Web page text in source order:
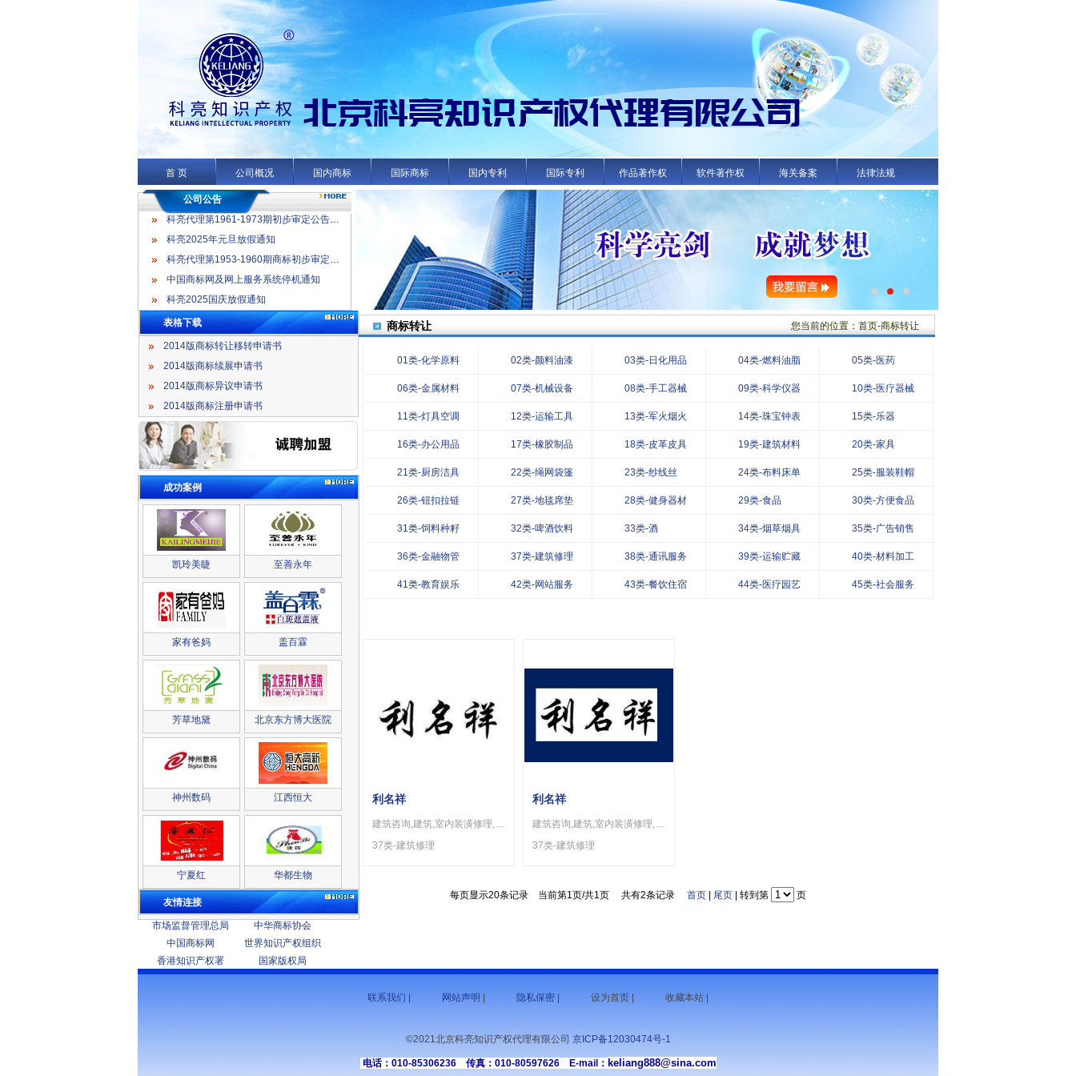
首 页 公司概况 国内商标 国际商标 国内专利 国际专利 作品著作权 软件著作权 海关备案 法律法规
公司公告
科亮代理第1953-1960期商标初步审定公告名录
中国商标网及网上服务系统停机通知
科亮2025国庆放假通知
科亮代理第1961-1973期初步审定公告名录
科亮2025年元旦放假通知
科亮代理第1953-1960期商标初步审定公告名录
中国商标网及网上服务系统停机通知
科亮2025国庆放假通知
表格下载
2014版商标转让移转申请书
2014版商标续展申请书
2014版商标异议申请书
2014版商标注册申请书
成功案例
凯玲美睫 至善永年
家有爸妈 盖百霖
芳草地黛 北京东方博大医院
神州数码 江西恒大
宁夏红 华都生物
友情连接
市场监督管理总局
中华商标协会
中国商标网
世界知识产权组织
香港知识产权署
国家版权局
商标转让 您当前的位置：首页-商标转让
01类-化学原料 02类-颜料油漆 03类-日化用品 04类-燃料油脂 05类-医药
06类-金属材料 07类-机械设备 08类-手工器械 09类-科学仪器 10类-医疗器械
11类-灯具空调 12类-运输工具 13类-军火烟火 14类-珠宝钟表 15类-乐器
16类-办公用品 17类-橡胶制品 18类-皮革皮具 19类-建筑材料 20类-家具
21类-厨房洁具 22类-绳网袋篷 23类-纱线丝 24类-布料床单 25类-服装鞋帽
26类-钮扣拉链 27类-地毯席垫 28类-健身器材 29类-食品 30类-方便食品
31类-饲料种籽 32类-啤酒饮料 33类-酒 34类-烟草烟具 35类-广告销售
36类-金融物管 37类-建筑修理 38类-通讯服务 39类-运输贮藏 40类-材料加工
41类-教育娱乐 42类-网站服务 43类-餐饮住宿 44类-医疗园艺 45类-社会服务
利名祥
建筑咨询,建筑,室内装潢修理,室内装潢,卫生设备的安装和修理,厨房设备安装,汽车保养和修理,喷涂服务,家具保养,干洗
37类-建筑修理
利名祥
建筑咨询,建筑,室内装潢修理,室内装潢,卫生设备的安装和修理,厨房设备安装,汽车保养和修理,喷涂服务,家具保养,干洗
37类-建筑修理
每页显示20条记录 当前第1页/共1页 共有2条记录 首页| 尾页| 转到第 页
联系我们 网站声明 隐私保密 设为首页 | 收藏本站 |
©2021北京科亮知识产权代理有限公司 京ICP备12030474号-1
电话：010-85306236 传真：010-80597626 E-mail： keliang888@sina.com